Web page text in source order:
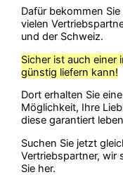
Dafür bekommen
vielen
und der Schweiz.
Sicher ist auch einer
günstig liefern kann!
Dort erhalten Sie
Möglichkeit, Ihre
diese garantiert
Suchen Sie jetzt
Vertriebspartner, wir
Sie her.